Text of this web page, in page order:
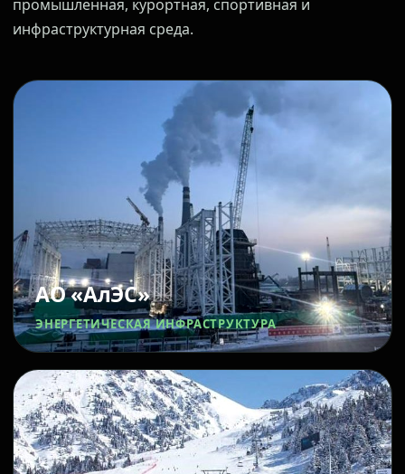
промышленная, курортная, спортивная и
инфраструктурная среда.
АО «АлЭС»
ЭНЕРГЕТИЧЕСКАЯ ИНФРАСТРУКТУРА